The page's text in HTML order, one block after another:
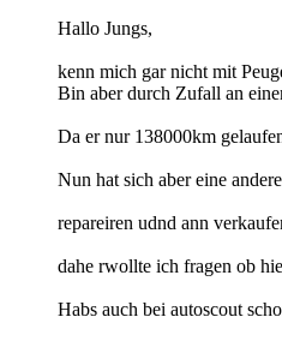
Hallo Jungs,
kenn mich gar nicht mit
Bin aber durch Zufall an
Da er nur 138000km
Nun hat sich aber eine
repareiren udnd ann
dahe rwollte ich fragen ob
Habs auch bei autoscout